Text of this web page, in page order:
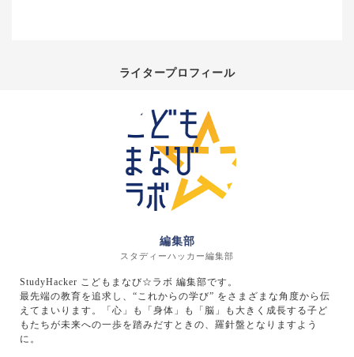
ライタープロフィール
編集部
スタディーハッカー編集部
StudyHacker こどもまなび☆ラボ 編集部です。
最先端の教育を追求し、“これからの学び” をさまざまな角度から伝
えてまいります。「心」も「身体」も「脳」も大きく成長する子ど
もたちが未来への一歩を踏みだすときの、羅針盤となりますよう
に。